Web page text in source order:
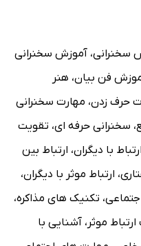
سخنرانی، آموزش سخنرانی
فن بیان، هنر
حرف زدن، مهارت سخنرانی
، سخنرانی حرفه ای، تقویت
با دیگران، ارتباط بین
، ارتباط موثر با دیگران،
، تکنیک های مذاکره،
موثر ، آشنایی با